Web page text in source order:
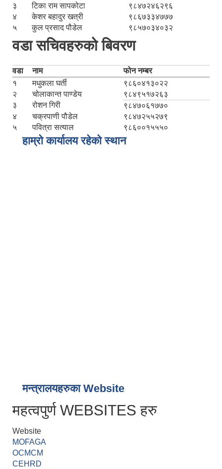
३
टिका राम सापकोटा
९८४७२४६२९६
४
केशर बहादुर खत्री
९८६७३३४७७७
५
कुल प्रसाद पौडेल ९८५७०३४०३२
वडा सचिवहरुको बिवरण
वडा नाम
फोन नम्बर
१
मधुकला घर्ती
९८६०४१३०२२
२
चोलाकान्त पाण्डेय
९८४९५१७२६३
३
रोशन गिरी
९८४७०६१७७०
४
चक्रपाणी पौडेल
९८४७२५५२७९
५
पवित्रा सत्याल ९८६००१५५५०
हाम्रो कार्यालय रहेको स्थान
मन्त्रालयहरुका Website
महत्वपुर्ण WEBSITES हरु
Website
MOFAGA
OCMCM
CEHRD